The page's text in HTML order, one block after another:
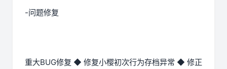
-问题修复
重大BUG修复 ◆ 修复小樱初次行为存档异常 ◆ 修正